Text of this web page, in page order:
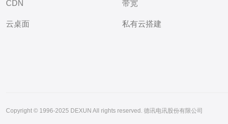
CDN
云桌面
带宽
私有云搭建
Copyright © 1996-2025 DEXUN All rights reserved. 德讯电讯股份有限公司